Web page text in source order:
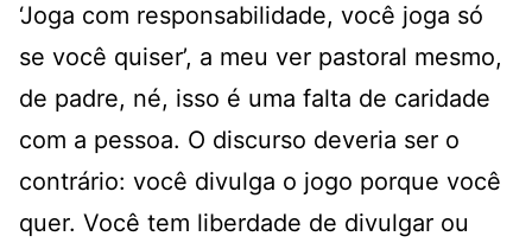
‘Joga com responsabilidade, você joga só
se você quiser’, a meu ver pastoral mesmo,
de padre, né, isso é uma falta de caridade
com a pessoa. O discurso deveria ser o
contrário: você divulga o jogo porque você
quer. Você tem liberdade de divulgar ou